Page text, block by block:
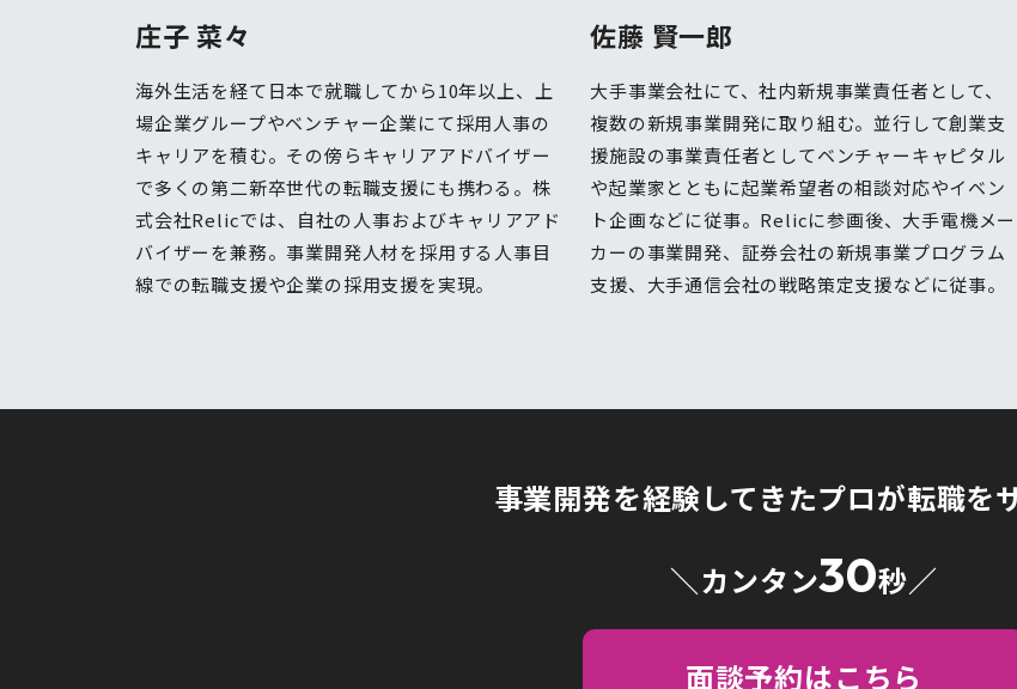
庄子 菜々
海外生活を経て日本で就職してから10年以上、上
場企業グループやベンチャー企業にて採用人事の
キャリアを積む。その傍らキャリアアドバイザー
で多くの第二新卒世代の転職支援にも携わる。株
式会社Relicでは、自社の人事およびキャリアアド
バイザーを兼務。事業開発人材を採用する人事目
線での転職支援や企業の採用支援を実現。
佐藤 賢一郎
大手事業会社にて、社内新規事業責任者として、
複数の新規事業開発に取り組む。並行して創業支
援施設の事業責任者としてベンチャーキャピタル
や起業家とともに起業希望者の相談対応やイベン
ト企画などに従事。Relicに参画後、大手電機メー
カーの事業開発、証券会社の新規事業プログラム
支援、大手通信会社の戦略策定支援などに従事。
事業開発を経験してきたプロが転職を
＼カンタン30秒／
面談予約はこちら